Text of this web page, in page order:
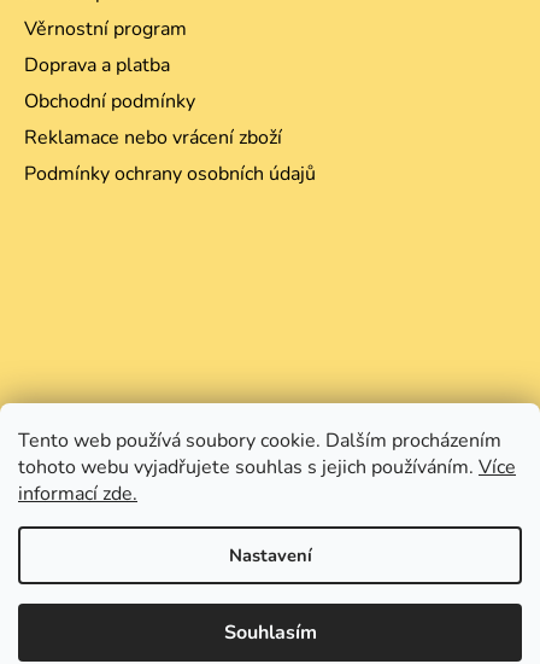
Tento web používá soubory cookie. Dalším procházením
tohoto webu vyjadřujete souhlas s jejich používáním. Více
informací zde.
Nastavení
Souhlasím
Věrnostní program
Doprava a platba
Obchodní podmínky
Reklamace nebo vrácení zboží
Podmínky ochrany osobních údajů
Vytvořil Shoptet